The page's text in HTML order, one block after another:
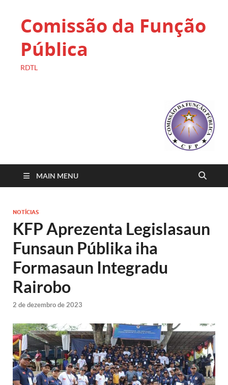
Comissão da Função
Pública
RDTL
MAIN MENU
NOTÍCIAS
KFP Aprezenta Legislasaun
Funsaun Públika iha
Formasaun Integradu
Rairobo
2 de dezembro de 2023